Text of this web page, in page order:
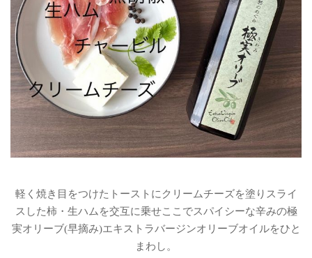
軽く焼き目をつけたトーストにクリームチーズを塗りスライ
スした柿・生ハムを交互に乗せここでスパイシーな辛みの極
実オリーブ(早摘み)エキストラバージンオリーブオイルをひと
まわし。